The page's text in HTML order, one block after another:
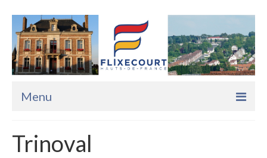
Menu
La Mairie
Trinoval